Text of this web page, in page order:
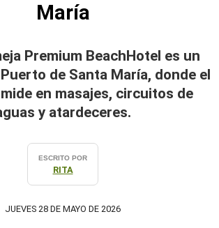
María
Premium BeachHotel es un
de Santa María, donde el
en masajes, circuitos de
y atardeceres.
ESCRITO POR
RITA
JUEVES 28 DE MAYO DE 2026